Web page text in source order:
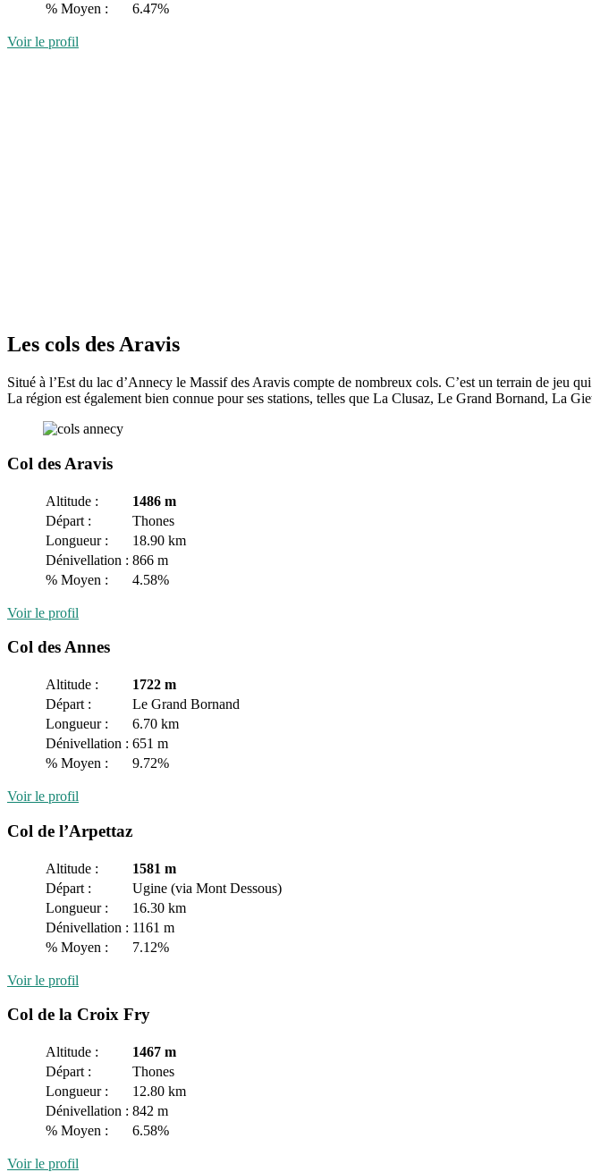
% Moyen :
6.47%
Voir le profil
Les cols des Aravis
Situé à l’Est du lac d’Annecy le Massif des Aravis compte de nombreux cols. C’est un terrain de jeu
La région est également bien connue pour ses stations, telles que La Clusaz, Le Grand Bornand, La
Col des Aravis
Altitude :
1486 m
Départ :
Thones
Longueur :
18.90 km
Dénivellation : 866 m
% Moyen :
4.58%
Voir le profil
Col des Annes
Altitude :
1722 m
Départ :
Le Grand Bornand
Longueur :
6.70 km
Dénivellation : 651 m
% Moyen :
9.72%
Voir le profil
Col de l’Arpettaz
Altitude :
1581 m
Départ :
Ugine (via Mont Dessous)
Longueur :
16.30 km
Dénivellation : 1161 m
% Moyen :
7.12%
Voir le profil
Col de la Croix Fry
Altitude :
1467 m
Départ :
Thones
Longueur :
12.80 km
Dénivellation : 842 m
% Moyen :
6.58%
Voir le profil